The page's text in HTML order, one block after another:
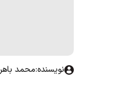
نویسنده:محمد